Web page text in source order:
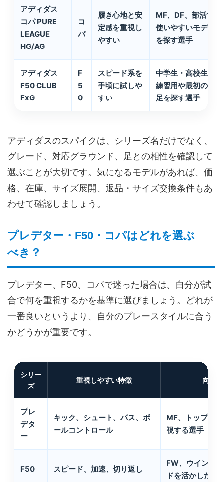
アディダス
コパ PURE
LEAGUE
HG/AG
コ
パ
履き心地と安
定感を重視し
やすい
MF、DF、部活で
使いやすいモデル
を探す選手
アディダス
F50 CLUB
FxG
F
5
0
スピード系を
手頃に試しや
すい
中学生・高校生の
練習用や最初の一
足を探す選手
アディダスのスパイクは、シリーズ名だけでなく、
グレード、対応グラウンド、足との相性を確認して
選ぶことが大切です。気になるモデルがあれば、価
格、在庫、サイズ展開、返品・サイズ交換条件もあ
わせて確認しましょう。
プレデター・F50・コパはどれを選ぶ
べき？
プレデター、F50、コパで迷った場合は、自分が試
合で何を重視するかを基準に選びましょう。どれが
一番良いというより、自分のプレースタイルに合う
かどうかが重要です。
シリー
ズ
重視しやすい特徴 向い
プレ
デタ
ー
キック、シュート、パス、ボ
ールコントロール
MF、トップ下
視する選手
F50 スピード、加速、切り返し
FW、ウイング
ドを活かしたい